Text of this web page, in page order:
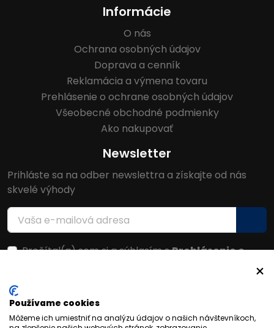
Informácie
O nás
Ochrana osobných údajov
Doprava a cenník
Reklamácia a výmena tovaru
Prehlásenie o ochrane osobných údajov
Všeobecné obchodné podmienky
Ako nakupovať
Newsletter
Prihláste sa na odber newslettra a získajte od nás
skvelé výhody
Prečítal(a) som si a súhlasím sPrehlásenie o
Používame cookies
Môžeme ich umiestniť na analýzu údajov o našich návštevníkoch,